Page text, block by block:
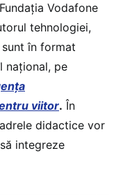
Vodafone
tehnologiei,
în format
național, pe
viitor. În
didactice vor
integreze